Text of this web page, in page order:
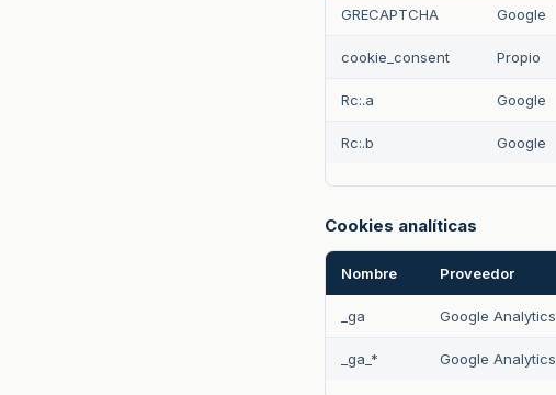
GRECAPTCHA Google
cookie_consent Propio
Rc:.a Google
Rc:.b Google
Cookies analíticas
Nombre Proveedor
_ga Google Analytics
_ga_* Google Analytics